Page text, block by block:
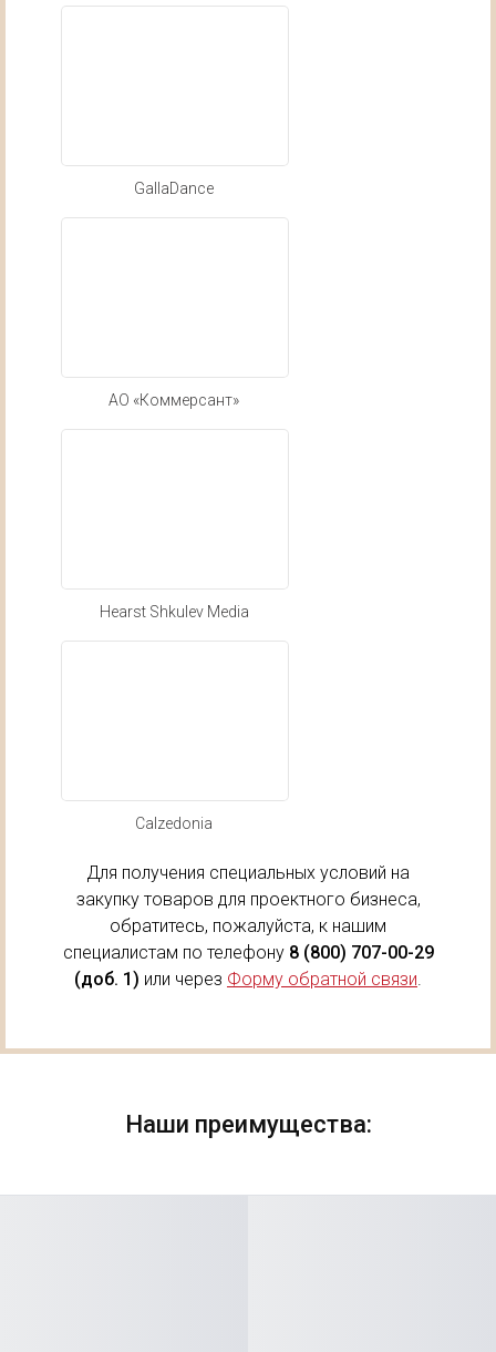
GallaDance
АО «Коммерсант»
Hearst Shkulev Media
Calzedonia
Для получения специальных условий на
закупку товаров для проектного бизнеса,
обратитесь, пожалуйста, к нашим
специалистам по телефону 8 (800) 707-00-29
(доб. 1) или через Форму обратной связи.
Наши преимущества: